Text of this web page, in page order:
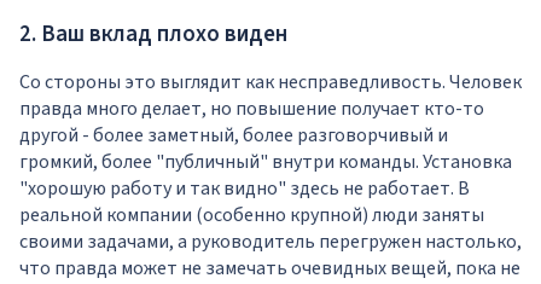
2. Ваш вклад плохо виден
Со стороны это выглядит как несправедливость. Человек
правда много делает, но повышение получает кто-то
другой - более заметный, более разговорчивый и
громкий, более "публичный" внутри команды. Установка
"хорошую работу и так видно" здесь не работает. В
реальной компании (особенно крупной) люди заняты
своими задачами, а руководитель перегружен настолько,
что правда может не замечать очевидных вещей, пока не